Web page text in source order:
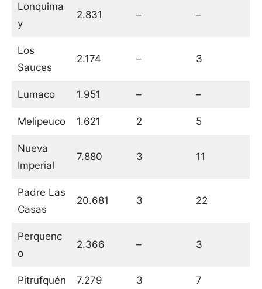
Lonquima
y
2.831 – –
Los
Sauces
2.174 – 3
Lumaco 1.951 – –
Melipeuco 1.621 2 5
Nueva
Imperial
7.880 3 11
Padre Las
Casas
20.681 3 22
Perquenc
o
2.366 – 3
Pitrufquén 7.279 3 7